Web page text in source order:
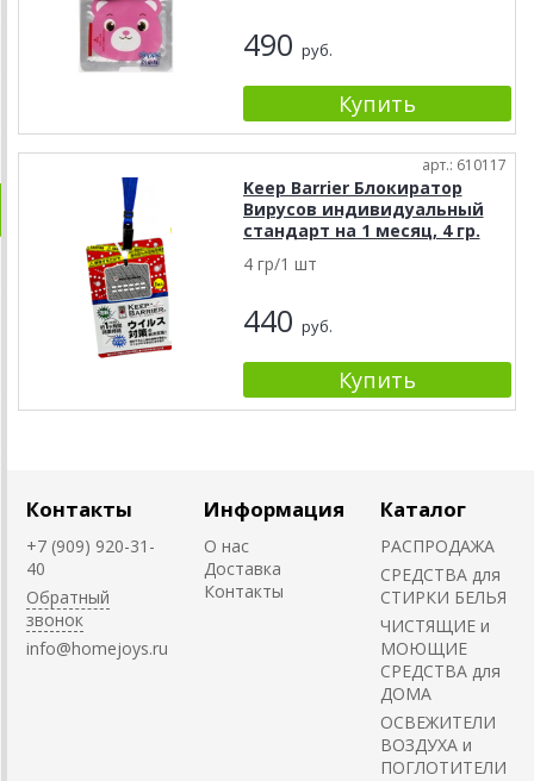
490 руб.
арт.: 610117
Keep Barrier Блокиратор
Вирусов индивидуальный
стандарт на 1 месяц, 4 гр.
4 гр/1 шт
440 руб.
Контакты
+7 (909) 920-31-
40
Обратный
звонок
info@homejoys.ru
Информация
О нас
Доставка
Контакты
Каталог
РАСПРОДАЖА
СРЕДСТВА для
СТИРКИ БЕЛЬЯ
ЧИСТЯЩИЕ и
МОЮЩИЕ
СРЕДСТВА для
ДОМА
ОСВЕЖИТЕЛИ
ВОЗДУХА и
ПОГЛОТИТЕЛИ